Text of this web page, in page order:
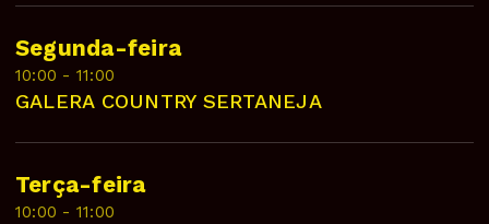
Segunda-feira
10:00 - 11:00
GALERA COUNTRY SERTANEJA
Terça-feira
10:00 - 11:00